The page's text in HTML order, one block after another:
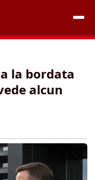
la bordata
alcun